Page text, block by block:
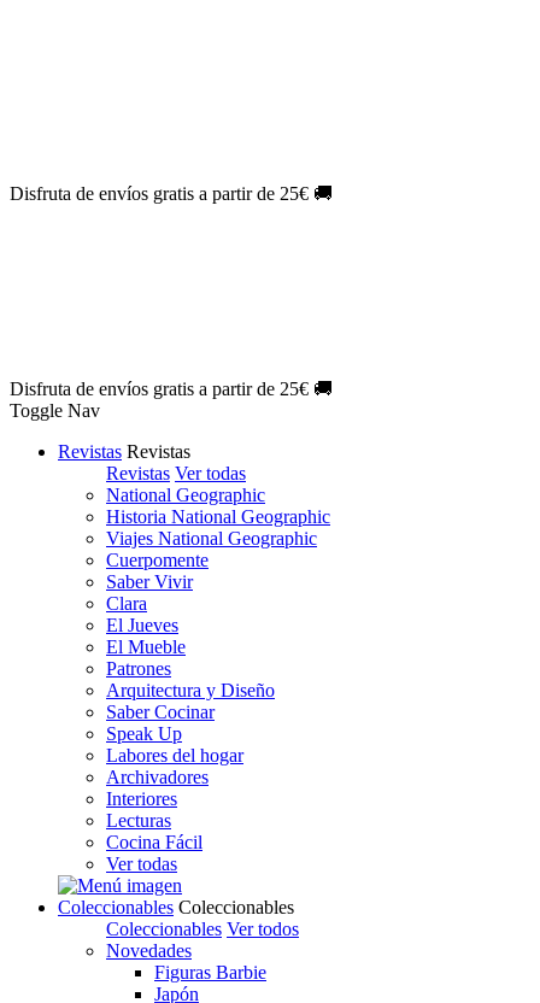
Disfruta de envíos gratis a partir de 25€ 🚚
Disfruta de envíos gratis a partir de 25€ 🚚
Toggle Nav
Revistas Revistas
Revistas Ver todas
National Geographic
Historia National Geographic
Viajes National Geographic
Cuerpomente
Saber Vivir
Clara
El Jueves
El Mueble
Patrones
Arquitectura y Diseño
Saber Cocinar
Speak Up
Labores del hogar
Archivadores
Interiores
Lecturas
Cocina Fácil
Ver todas
Coleccionables Coleccionables
Coleccionables Ver todos
Novedades
Figuras Barbie
Japón